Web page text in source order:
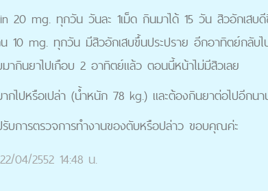
20 mg. ทุกวัน วันละ 1เม็ด กินมาได้ 15 วัน สิวอักเสบ
10 mg. ทุกวัน มีสิวอักเสบขึ้นประปราย อีกอาทิตย์กลับ
กินยาไปเกือบ 2 อาทิตย์แล้ว ตอนนี้หน้าไม่มีสิวเลย
ไปหรือเปล่า (น้ำหนัก 78 kg.) และต้องกินยาต่อไปอีกนา
บการตรวจการทำงานของตับหรือปล่าว ขอบคุณค่ะ
22/04/2552 14:48 น.